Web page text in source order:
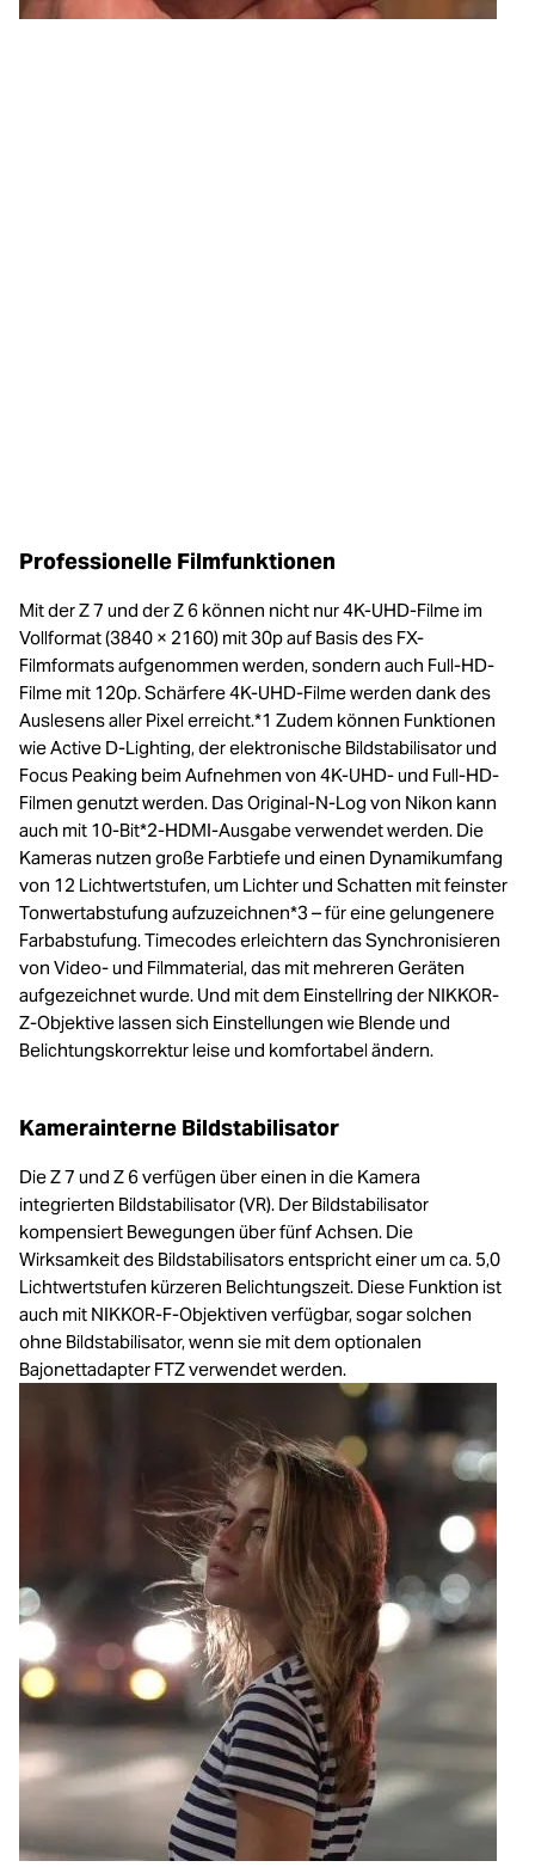
Professionelle Filmfunktionen
Mit der Z 7 und der Z 6 können nicht nur 4K-UHD-Filme im
Vollformat (3840 × 2160) mit 30p auf Basis des FX-
Filmformats aufgenommen werden, sondern auch Full-HD-
Filme mit 120p. Schärfere 4K-UHD-Filme werden dank des
Auslesens aller Pixel erreicht.*1 Zudem können Funktionen
wie Active D-Lighting, der elektronische Bildstabilisator und
Focus Peaking beim Aufnehmen von 4K-UHD- und Full-HD-
Filmen genutzt werden. Das Original-N-Log von Nikon kann
auch mit 10-Bit*2-HDMI-Ausgabe verwendet werden. Die
Kameras nutzen große Farbtiefe und einen Dynamikumfang
von 12 Lichtwertstufen, um Lichter und Schatten mit feinster
Tonwertabstufung aufzuzeichnen*3 – für eine gelungenere
Farbabstufung. Timecodes erleichtern das Synchronisieren
von Video- und Filmmaterial, das mit mehreren Geräten
aufgezeichnet wurde. Und mit dem Einstellring der NIKKOR-
Z-Objektive lassen sich Einstellungen wie Blende und
Belichtungskorrektur leise und komfortabel ändern.
Kamerainterne Bildstabilisator
Die Z 7 und Z 6 verfügen über einen in die Kamera
integrierten Bildstabilisator (VR). Der Bildstabilisator
kompensiert Bewegungen über fünf Achsen. Die
Wirksamkeit des Bildstabilisators entspricht einer um ca. 5,0
Lichtwertstufen kürzeren Belichtungszeit. Diese Funktion ist
auch mit NIKKOR-F-Objektiven verfügbar, sogar solchen
ohne Bildstabilisator, wenn sie mit dem optionalen
Bajonettadapter FTZ verwendet werden.